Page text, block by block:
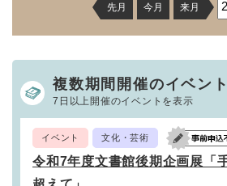
先月 今月 来月
複数期間開催のイベント
7日以上開催のイベントを表示
イベント 文化・芸術
令和7年度文書館後期企画展